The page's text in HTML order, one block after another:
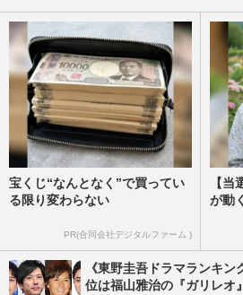
宝くじ“なんとなく”で買ってい
る限り変わらない
PR(合同会社デジタルファーム )
【
が動
《東野圭吾ドラマランキ
位は福山雅治の『ガリレオ